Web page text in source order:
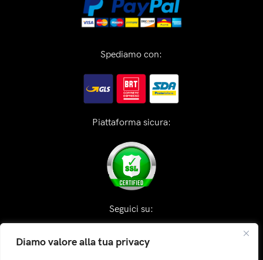
Diamo valore alla tua privacy
Spediamo con:
Piattaforma sicura:
Seguici su: